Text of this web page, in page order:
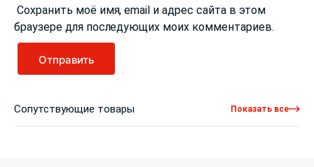
Сохранить моё имя, email и адрес сайта в этом
браузере для последующих моих комментариев.
Сопутствующие товары Показать все